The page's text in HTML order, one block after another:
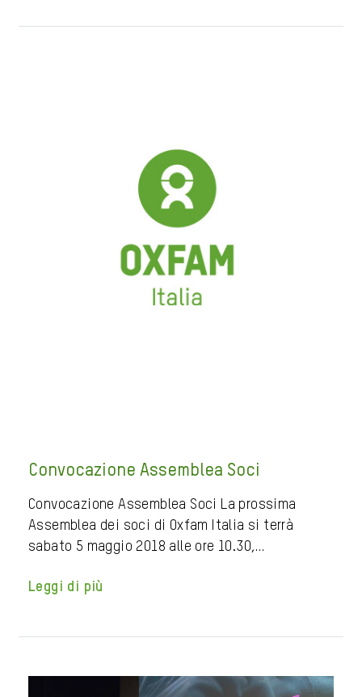
Convocazione Assemblea Soci
Convocazione Assemblea Soci La prossima
Assemblea dei soci di Oxfam Italia si terrà
sabato 5 maggio 2018 alle ore 10.30,…
Leggi di più